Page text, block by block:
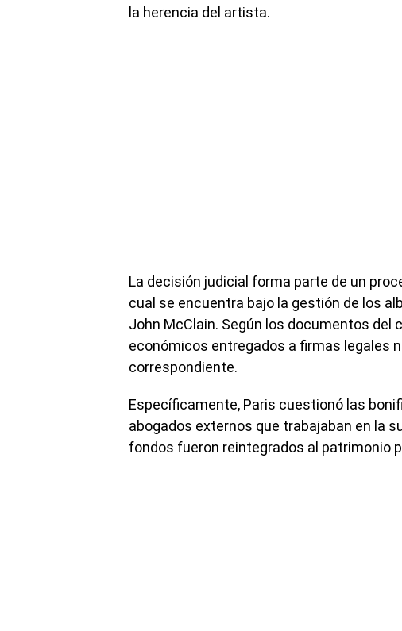
la herencia del artista.
La decisión judicial forma parte de un
cual se encuentra bajo la gestión de los
John McClain. Según los documentos
económicos entregados a firmas legales
correspondiente.
Específicamente, Paris cuestionó las
abogados externos que trabajaban en la
fondos fueron reintegrados al patrimonio